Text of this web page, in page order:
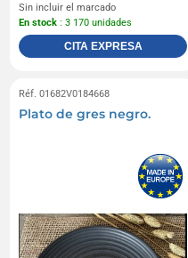
Sin incluir el marcado
En stock : 3 170 unidades
CITA EXPRESA
Réf. 01682V0184668
Plato de gres negro.